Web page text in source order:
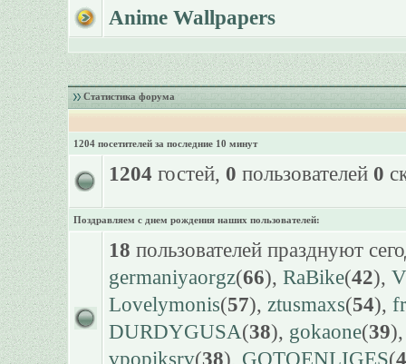
Anime Wallpapers
Статистика форума
1204 посетителей за последние 10 минут
1204 гостей, 0 пользователей 0
Поздравляем с днем рождения наших пользователей:
18 пользователей празднуют
germaniyaorgz(66), RaBike(42),
Lovelymonis(57), ztusmaxs(54),
DURDYGUSA(38), gokaone(39
vpopiksrv(38), GOTOENLIGES(